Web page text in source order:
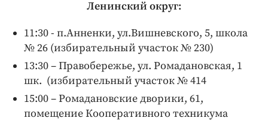
Ленинский округ:
11:30 - п.Анненки, ул.Вишневского, 5, школа
№ 26 (избирательный участок № 230)
13:30 – Правобережье, ул. Ромадановская, 1
шк. (избирательный участок № 414
15:00 – Ромадановские дворики, 61,
помещение Кооперативного техникума